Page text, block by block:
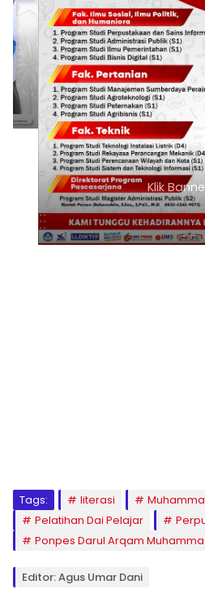
Klik Banner
Tags: literasi
Pelatihan Dai Pelajar
Ponpes Darul Arqam
Editor: Agus Umar Dani